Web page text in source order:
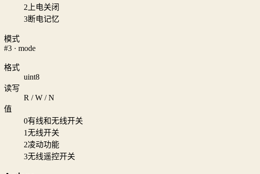
2 上电关闭
3断电记忆
模式
#3 · mode
格式
uint8
读写
R / W / N
值
0有线和无线开关
1无线开关
2凌动功能
3无线遥控开关